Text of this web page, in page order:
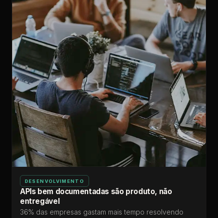
DESENVOLVIMENTO
APIs bem documentadas são produto, não
entregável
36% das empresas gastam mais tempo resolvendo